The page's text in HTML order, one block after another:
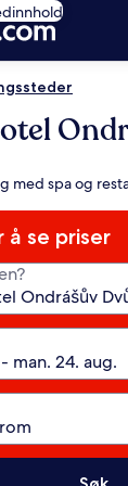
med spa og
se priser